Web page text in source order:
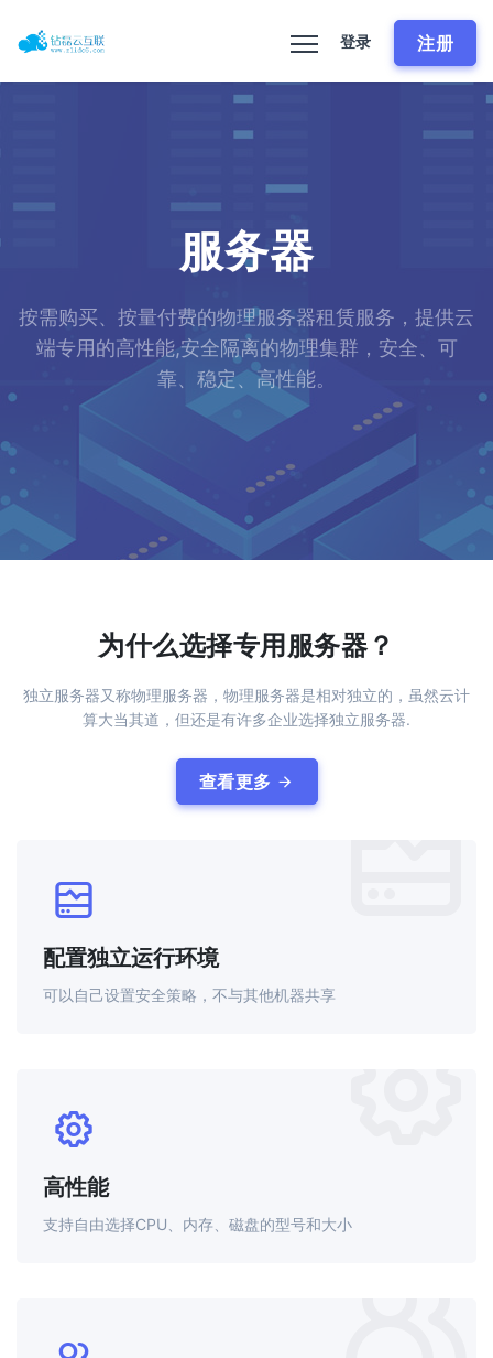
登录 注册
服务器
按需购买、按量付费的物理服务器租赁服务，提供云
端专用的高性能,安全隔离的物理集群，安全、可
靠、稳定、高性能。
为什么选择专用服务器？
独立服务器又称物理服务器，物理服务器是相对独立的，虽然云计
算大当其道，但还是有许多企业选择独立服务器.
查看更多
配置独立运行环境
可以自己设置安全策略，不与其他机器共享
高性能
支持自由选择CPU、内存、磁盘的型号和大小